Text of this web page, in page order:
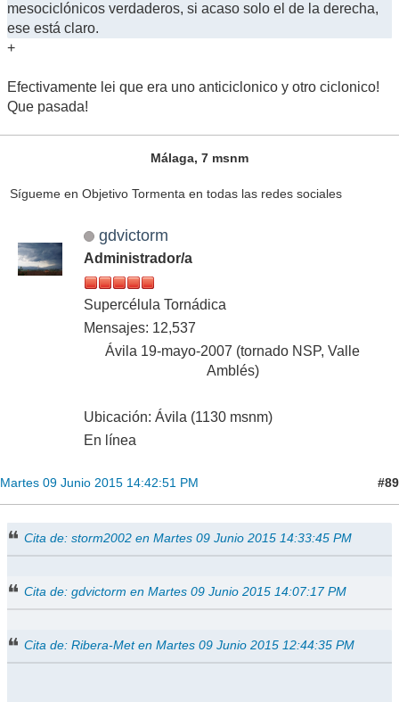
mesociclónicos verdaderos, si acaso solo el de la derecha,
ese está claro.
+
Efectivamente lei que era uno anticiclonico y otro ciclonico!
Que pasada!
Málaga, 7 msnm
Sígueme en Objetivo Tormenta en todas las redes sociales
gdvictorm
Administrador/a
Supercélula Tornádica
Mensajes: 12,537
Ávila 19-mayo-2007 (tornado NSP, Valle
Amblés)
Ubicación: Ávila (1130 msnm)
En línea
Martes 09 Junio 2015 14:42:51 PM #89
Cita de: storm2002 en Martes 09 Junio 2015 14:33:45 PM
Cita de: gdvictorm en Martes 09 Junio 2015 14:07:17 PM
Cita de: Ribera-Met en Martes 09 Junio 2015 12:44:35 PM